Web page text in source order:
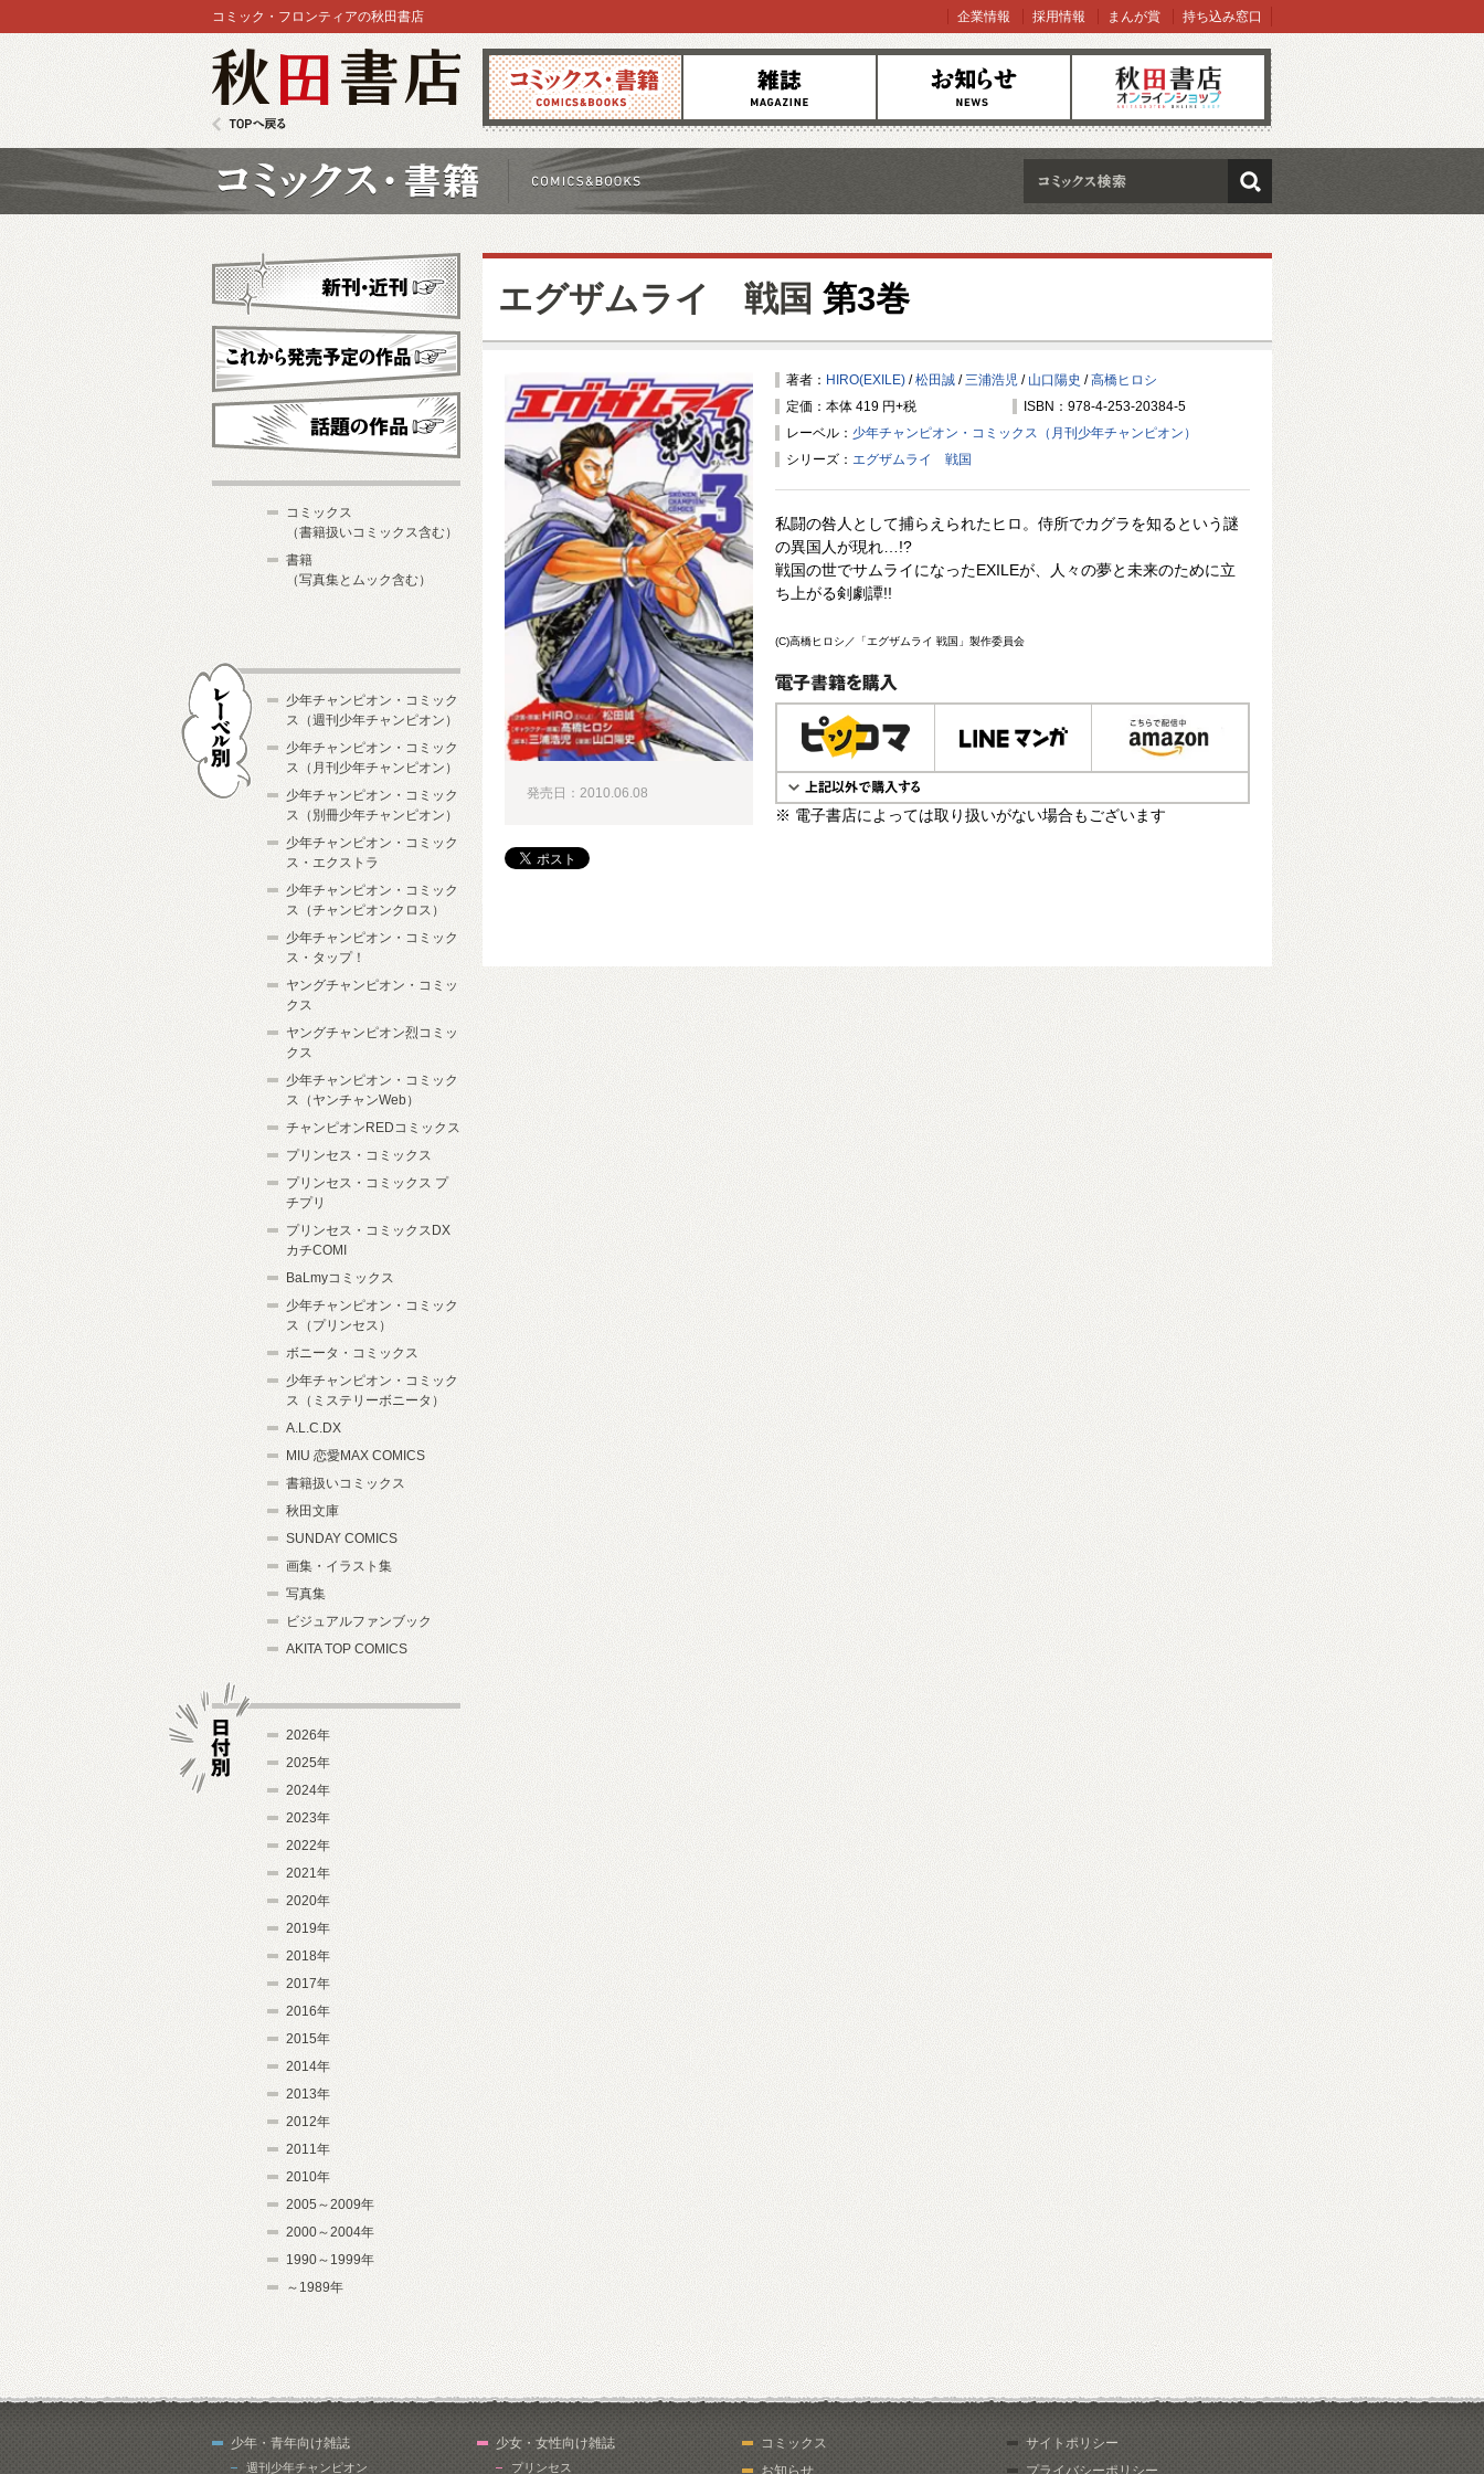
コミックス 雑誌 お知らせ オンラインショップ
コミック・フロンティアの秋田書店 企業情報 採用情報 まんが賞 持ち込み窓口
検索
エグザムライ 戦国 第3巻
著者： HIRO(EXILE) /松田誠 /三浦浩児 / 山口陽史 /高橋ヒロシ
定価：本体 419 円+税
ISBN：978-4-253-20384-5
レーベル： 少年チャンピオン・コミックス（月刊少年チャンピオン）
シリーズ： エグザムライ 戦国
私闘の咎人として捕らえられたヒロ。侍所でカグラを知るという謎
の異国人が現れ…!?
戦国の世でサムライになったEXILEが、人々の夢と未来のために立
ち上がる剣劇譚!!
(C)高橋ヒロシ／「エグザムライ 戦国」製作委員会
電子書籍で購入
※ 電子書店によっては取り扱いがない場合もございます
発売日：2010.06.08
新刊・近刊
これから発売予定
コミックス
（書籍扱いコミックス含む）
書籍
（写真集とムック含む）
少年チャンピオン・コミック
ス（週刊少年チャンピオン）
少年チャンピオン・コミック
ス（月刊少年チャンピオン）
少年チャンピオン・コミック
ス（別冊少年チャンピオン）
少年チャンピオン・コミック
ス・エクストラ
少年チャンピオン・コミック
ス（チャンピオンクロス）
少年チャンピオン・コミック
ス・タップ！
ヤングチャンピオン・コミッ
クス
ヤングチャンピオン烈コミッ
クス
少年チャンピオン・コミック
ス（ヤンチャンWeb）
チャンピオンREDコミックス
プリンセス・コミックス
プリンセス・コミックス プ
チプリ
プリンセス・コミックスDX
カチCOMI
BaLmyコミックス
少年チャンピオン・コミック
ス（プリンセス）
ボニータ・コミックス
少年チャンピオン・コミック
ス（ミステリーボニータ）
A.L.C.DX
MIU 恋愛MAX COMICS
書籍扱いコミックス
秋田文庫
SUNDAY COMICS
画集・イラスト集
写真集
ビジュアルファンブック
AKITA TOP COMICS
2026年
2025年
2024年
2023年
2022年
2021年
2020年
2019年
2018年
2017年
2016年
2015年
2014年
2013年
2012年
2011年
2010年
2005～2009年
2000～2004年
1990～1999年
～1989年
少年・青年向け雑誌
週刊少年チャンピオン
少女・女性向け雑誌
プリンセス
コミックス
お知らせ
サイトポリシー
プライバシーポリシー